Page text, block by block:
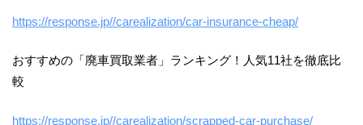
https://response.jp//carealization/car-insurance-cheap/
おすすめの「廃車買取業者」ランキング！人気11社を徹底比
較
https://response.jp//carealization/scrapped-car-purchase/